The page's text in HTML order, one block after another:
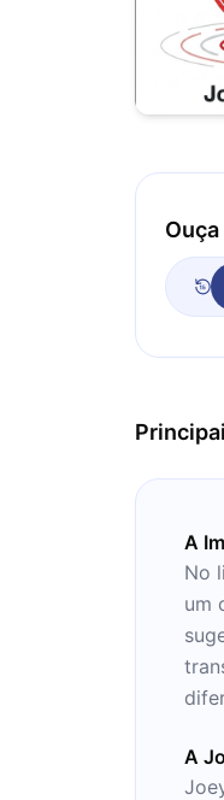
A
No
um
A